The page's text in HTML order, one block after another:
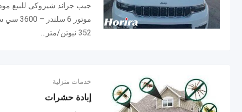
352 نيوتن/متر…
خدمات منزلية
إبادة حشرات